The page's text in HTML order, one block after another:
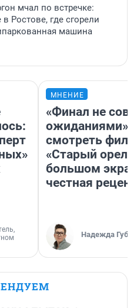
мчал по встречке:
Ростове, где сгорели
машина
МНЕНИЕ
«Финал не
ожиданиями»:
смотреть
«Старый орел»
большом
честная
Надежда